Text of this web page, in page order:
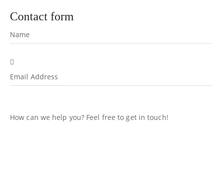
:
oncontact form